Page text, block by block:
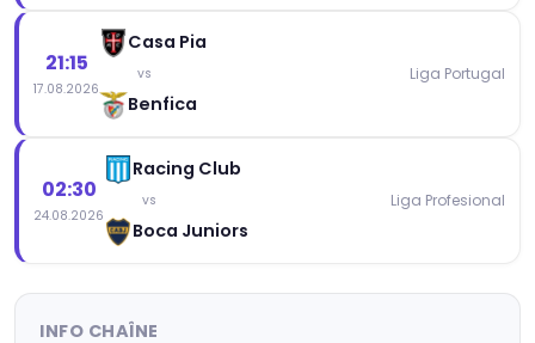
21:15
17.08.2026
Casa Pia
vs
Benfica
Liga Portugal
02:30
24.08.2026
Racing Club
vs
Boca Juniors
Liga Profesional
INFO CHAÎNE